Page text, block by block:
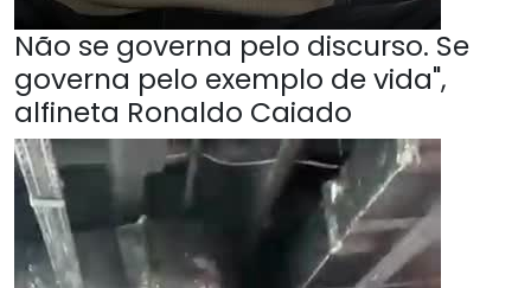
Não se governa pelo discurso. Se
governa pelo exemplo de vida",
alfineta Ronaldo Caiado